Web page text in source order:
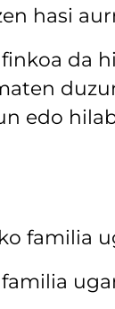
hasi
da
edo
familia